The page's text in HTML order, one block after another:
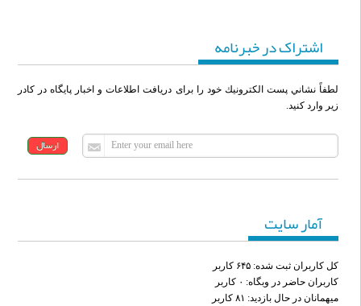
اشتراک در خبرنامه
لطفاً نشاني پست الكترونيك خود را برای دريافت اطلاعات و اخبار پايگاه در كادر
زير وارد كنيد.
آمار سایت
كل کاربران ثبت شده: ۶۴۵ کاربر
کاربران حاضر در وبگاه: ۰ کاربر
ميهمانان در حال بازديد: ۸۱ کاربر